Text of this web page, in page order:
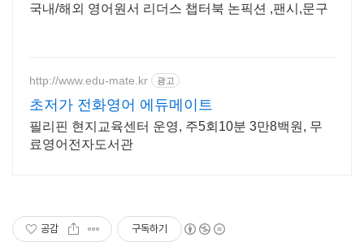
국내/해외 영어원서 리더스 챕터북 논픽션 ,팬시,문구
http://www.edu-mate.kr 광고
초저가 전화영어 에듀메이트
필리핀 현지교육센터 운영, 주5회10분 3만8백원, 무
료영어전자도서관
공감 구독하기